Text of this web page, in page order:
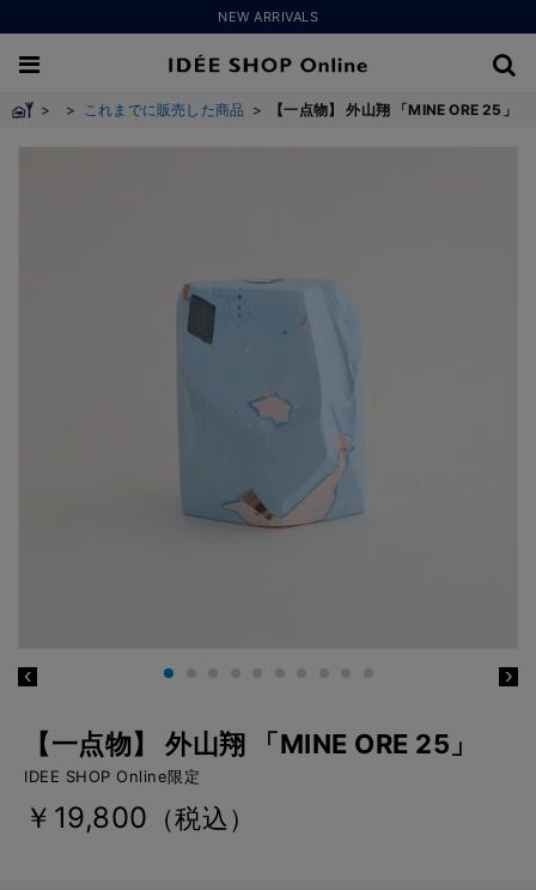
NEW ARRIVALS
> > これまでに販売した商品 > 【一点物】 外山翔 「MINE ORE 25」
【一点物】 外山翔 「MINE ORE 25」
IDEE SHOP Online限定
￥19,800 （税込）